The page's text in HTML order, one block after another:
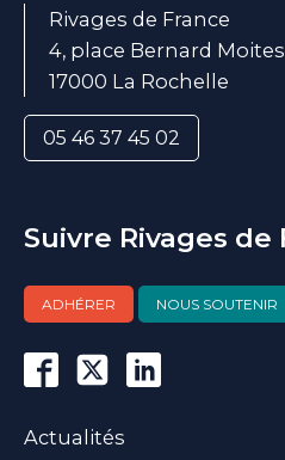
Rivages de France
4, place Bernard
17000 La Rochelle
05 46 37 45 02
Suivre Rivages de
ADHÉRER NOUS SOUTENIR
Actualités